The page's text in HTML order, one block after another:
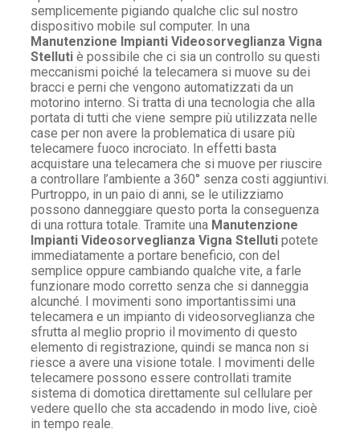
semplicemente pigiando qualche clic sul nostro
dispositivo mobile sul computer. In una
Manutenzione Impianti Videosorveglianza Vigna
Stelluti è possibile che ci sia un controllo su questi
meccanismi poiché la telecamera si muove su dei
bracci e perni che vengono automatizzati da un
motorino interno. Si tratta di una tecnologia che alla
portata di tutti che viene sempre più utilizzata nelle
case per non avere la problematica di usare più
telecamere fuoco incrociato. In effetti basta
acquistare una telecamera che si muove per riuscire
a controllare l’ambiente a 360° senza costi aggiuntivi.
Purtroppo, in un paio di anni, se le utilizziamo
possono danneggiare questo porta la conseguenza
di una rottura totale. Tramite una Manutenzione
Impianti Videosorveglianza Vigna Stelluti potete
immediatamente a portare beneficio, con del
semplice oppure cambiando qualche vite, a farle
funzionare modo corretto senza che si danneggia
alcunché. I movimenti sono importantissimi una
telecamera e un impianto di videosorveglianza che
sfrutta al meglio proprio il movimento di questo
elemento di registrazione, quindi se manca non si
riesce a avere una visione totale. I movimenti delle
telecamere possono essere controllati tramite
sistema di domotica direttamente sul cellulare per
vedere quello che sta accadendo in modo live, cioè
in tempo reale.